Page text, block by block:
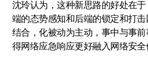
沈玲认为，这种新思路的好处在
端的态势感知和后端的锁定和打
结合，化被动为主动，事中与事
得网络应急响应更好融入网络安全